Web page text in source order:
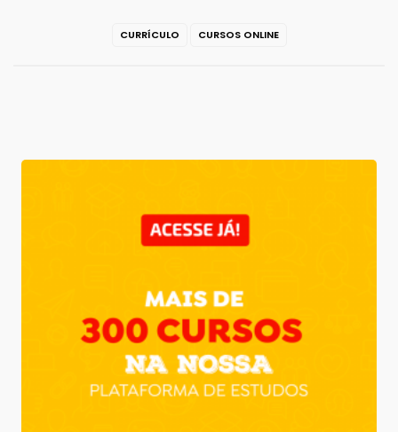
CURRÍCULO CURSOS ONLINE